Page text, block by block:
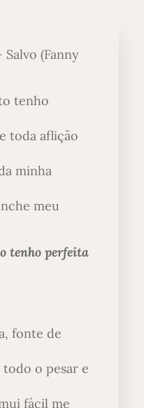
(Fanny
tenho
toda aflição
minha
meu
tenho perfeita
fonte de
todo o pesar e
fácil me